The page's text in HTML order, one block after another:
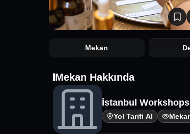
Mekan
Mekan Hakkında
İstanbul
Yol Tarifi Al